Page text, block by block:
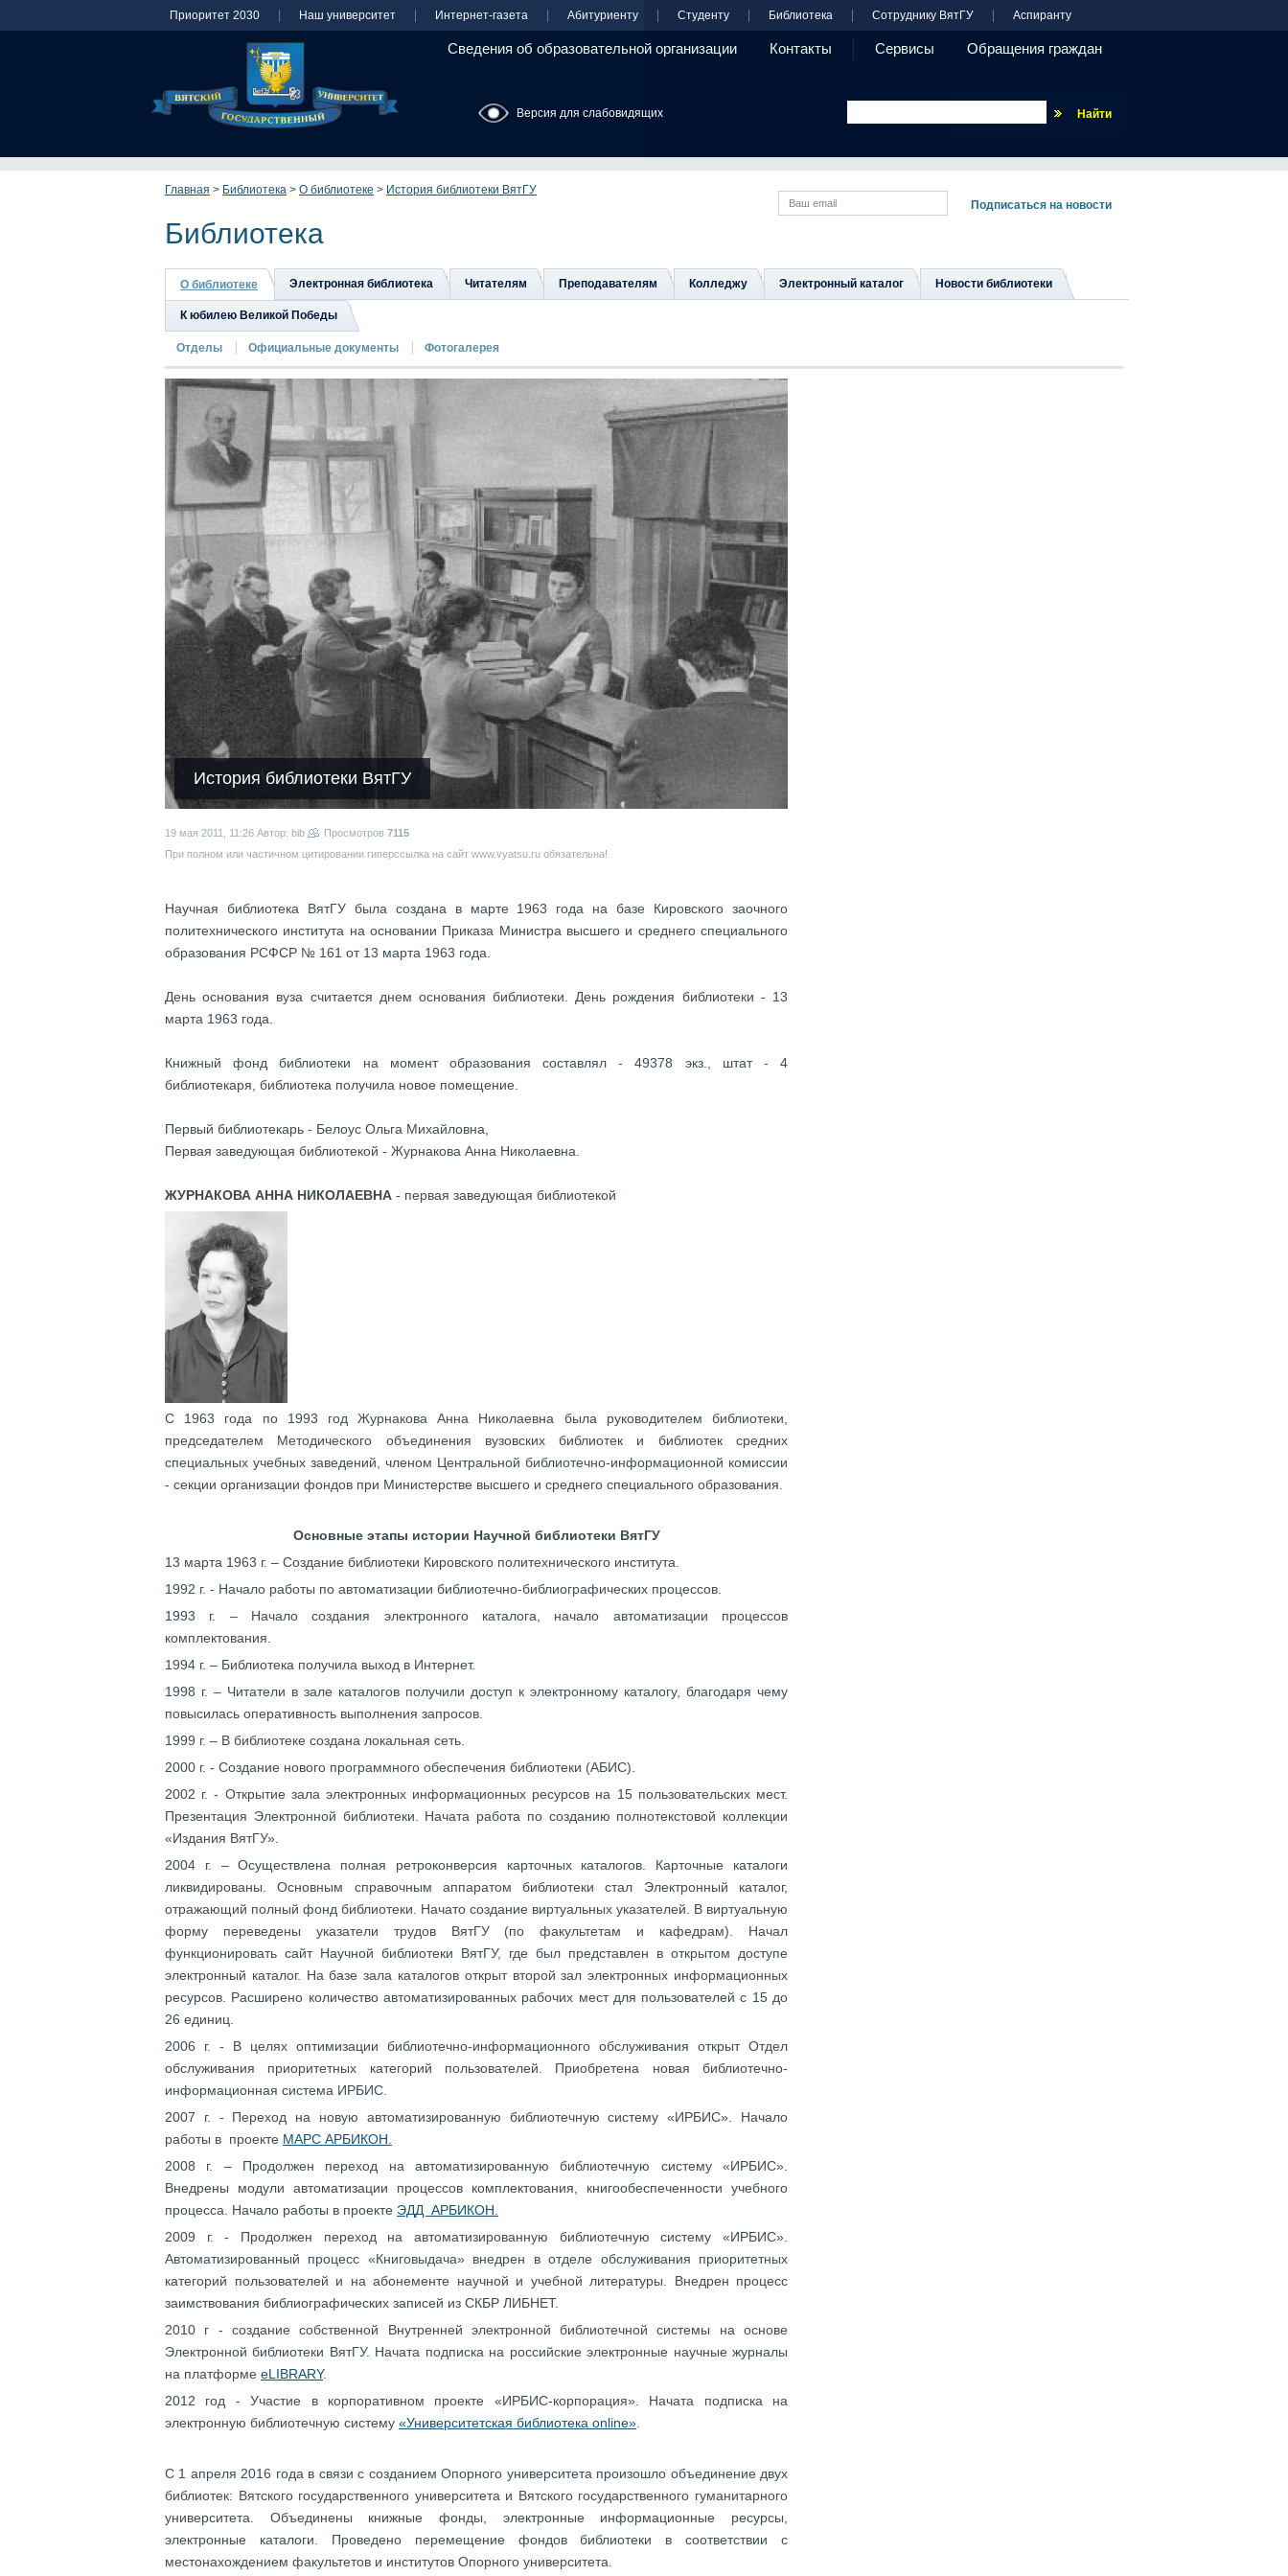
Приоритет 2030 Наш университет Интернет-газета Абитуриенту Студенту Библиотека Сотруднику ВятГУ Аспиранту
Сведения об образовательной организации Контакты Сервисы Обращения граждан
Версия для слабовидящих
Главная > Библиотека > О библиотеке > История библиотеки ВятГУ
Библиотека
О библиотеке Электронная библиотека Читателям Преподавателям Колледжу Электронный каталог Новости библиотеки
К юбилею Великой Победы
Отделы Официальные документы Фотогалерея
История библиотеки ВятГУ
19 мая 2011, 11:26 Автор: bib Просмотров 7115
При полном или частичном цитировании гиперссылка на сайт www.vyatsu.ru обязательна!
Научная библиотека ВятГУ была создана в марте 1963 года на базе Кировского заочного
политехнического института на основании Приказа Министра высшего и среднего специального
образования РСФСР № 161 от 13 марта 1963 года.
День основания вуза считается днем основания библиотеки. День рождения библиотеки - 13
марта 1963 года.
Книжный фонд библиотеки на момент образования составлял - 49378 экз., штат - 4
библиотекаря, библиотека получила новое помещение.
Первый библиотекарь - Белоус Ольга Михайловна,
Первая заведующая библиотекой - Журнакова Анна Николаевна.
ЖУРНАКОВА АННА НИКОЛАЕВНА - первая заведующая библиотекой
С 1963 года по 1993 год Журнакова Анна Николаевна была руководителем библиотеки,
председателем Методического объединения вузовских библиотек и библиотек средних
специальных учебных заведений, членом Центральной библиотечно-информационной комиссии
- секции организации фондов при Министерстве высшего и среднего специального образования.
Основные этапы истории Научной библиотеки ВятГУ
13 марта 1963 г. – Создание библиотеки Кировского политехнического института.
1992 г. - Начало работы по автоматизации библиотечно-библиографических процессов.
1993 г. – Начало создания электронного каталога, начало автоматизации процессов
комплектования.
1994 г. – Библиотека получила выход в Интернет.
1998 г. – Читатели в зале каталогов получили доступ к электронному каталогу, благодаря чему
повысилась оперативность выполнения запросов.
1999 г. – В библиотеке создана локальная сеть.
2000 г. - Создание нового программного обеспечения библиотеки (АБИС).
2002 г. - Открытие зала электронных информационных ресурсов на 15 пользовательских мест.
Презентация Электронной библиотеки. Начата работа по созданию полнотекстовой коллекции
«Издания ВятГУ».
2004 г. – Осуществлена полная ретроконверсия карточных каталогов. Карточные каталоги
ликвидированы. Основным справочным аппаратом библиотеки стал Электронный каталог,
отражающий полный фонд библиотеки. Начато создание виртуальных указателей. В виртуальную
форму переведены указатели трудов ВятГУ (по факультетам и кафедрам). Начал
функционировать сайт Научной библиотеки ВятГУ, где был представлен в открытом доступе
электронный каталог. На базе зала каталогов открыт второй зал электронных информационных
ресурсов. Расширено количество автоматизированных рабочих мест для пользователей с 15 до
26 единиц.
2006 г. - В целях оптимизации библиотечно-информационного обслуживания открыт Отдел
обслуживания приоритетных категорий пользователей. Приобретена новая библиотечно-
информационная система ИРБИС.
2007 г. - Переход на новую автоматизированную библиотечную систему «ИРБИС». Начало
работы в проекте МАРС АРБИКОН
2008 г. – Продолжен переход на автоматизированную библиотечную систему «ИРБИС».
Внедрены модули автоматизации процессов комплектования, книгообеспеченности учебного
процесса. Начало работы в проекте ЭДД АРБИКОН
2009 г. - Продолжен переход на автоматизированную библиотечную систему «ИРБИС».
Автоматизированный процесс «Книговыдача» внедрен в отделе обслуживания приоритетных
категорий пользователей и на абонементе научной и учебной литературы. Внедрен процесс
заимствования библиографических записей из СКБР ЛИБНЕТ.
2010 г - создание собственной Внутренней электронной библиотечной системы на основе
Электронной библиотеки ВятГУ. Начата подписка на российские электронные научные журналы
на платформе eLIBRARY.
2012 год - Участие в корпоративном проекте «ИРБИС-корпорация». Начата подписка на
электронную библиотечную систему «Университетская библиотека online»
С 1 апреля 2016 года в связи с созданием Опорного университета произошло объединение двух
библиотек: Вятского государственного университета и Вятского государственного гуманитарного
университета. Объединены книжные фонды, электронные информационные ресурсы,
электронные каталоги. Проведено перемещение фондов библиотеки в соответствии с
местонахождением факультетов и институтов Опорного университета.